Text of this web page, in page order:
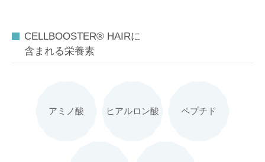
CELLBOOSTER® HAIRに
含まれる栄養素
アミノ酸 ヒアルロン酸 ペプチド